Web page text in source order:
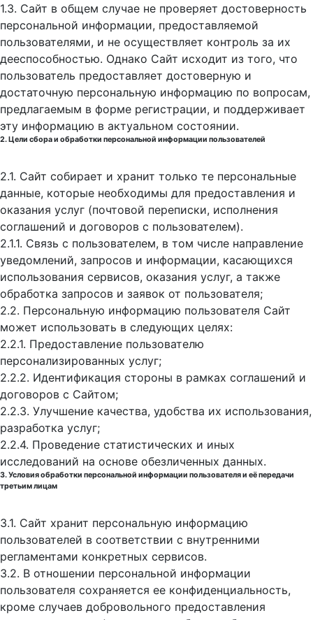
1.3. Сайт в общем случае не проверяет достоверность
персональной информации, предоставляемой
пользователями, и не осуществляет контроль за их
дееспособностью. Однако Сайт исходит из того, что
пользователь предоставляет достоверную и
достаточную персональную информацию по вопросам,
предлагаемым в форме регистрации, и поддерживает
эту информацию в актуальном состоянии.
2. Цели сбора и обработки персональной информации пользователей
2.1. Сайт собирает и хранит только те персональные
данные, которые необходимы для предоставления и
оказания услуг (почтовой переписки, исполнения
соглашений и договоров с пользователем).
2.1.1. Связь с пользователем, в том числе направление
уведомлений, запросов и информации, касающихся
использования сервисов, оказания услуг, а также
обработка запросов и заявок от пользователя;
2.2. Персональную информацию пользователя Сайт
может использовать в следующих целях:
2.2.1. Предоставление пользователю
персонализированных услуг;
2.2.2. Идентификация стороны в рамках соглашений и
договоров с Сайтом;
2.2.3. Улучшение качества, удобства их использования,
разработка услуг;
2.2.4. Проведение статистических и иных
исследований на основе обезличенных данных.
3. Условия обработки персональной информации пользователя и её передачи
третьим лицам
3.1. Сайт хранит персональную информацию
пользователей в соответствии с внутренними
регламентами конкретных сервисов.
3.2. В отношении персональной информации
пользователя сохраняется ее конфиденциальность,
кроме случаев добровольного предоставления